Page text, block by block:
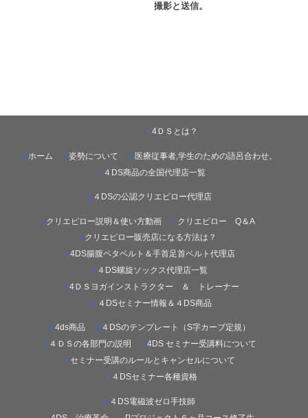
撮影と送信。
ホーム
4ＤＳとは？
姿勢について
医療従事者,学生のための語呂合わせ。
４DS商品の全国代理店一覧
４DSの公認クリエピロー代理店
クリエピロー説明＆使い方動画
クリエピロー Q＆A
クリエピロー販売店になる方法は？
4DS腸腹ペタベルト＆手首足首ベルト代理店
４DS螺旋ソックス代理店一覧
4ＤＳヨガインストラクター ＆ トレーナー
４DSセミナー情報＆４DS商品
4ds商品
４DSのテンプレート（S字カーブ定規）
４ＤＳの各部門の説明
4DS セミナー受講料について
セミナー受講のルールとキャンセルについて
４DSセミナー各種資格
４DS電磁波ゼロ手技師